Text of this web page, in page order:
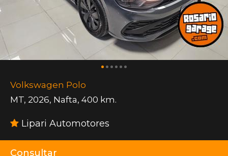
Volkswagen Polo
MT, 2026, Nafta, 400 km.
Lipari Automotores
Consultar